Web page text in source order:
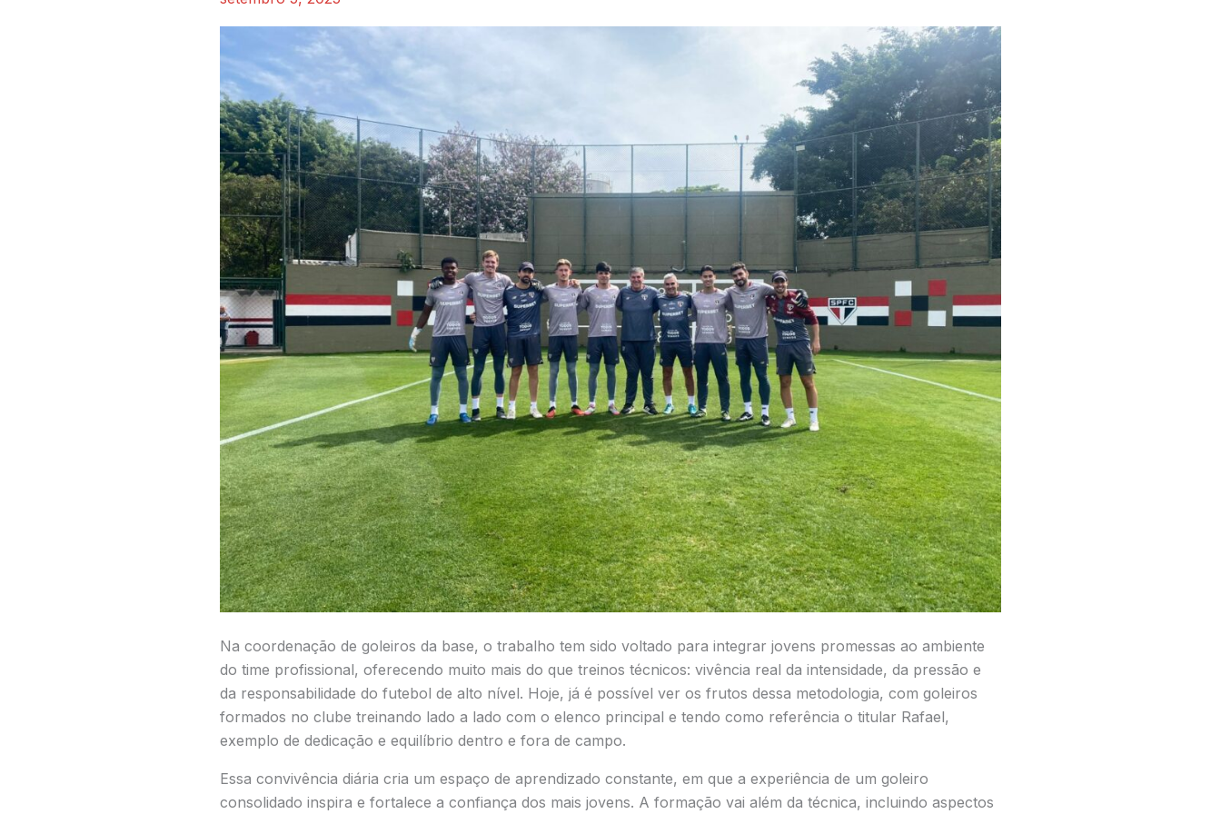
Na coordenação de goleiros da base, o trabalho tem sido voltado para integrar jovens promessas ao ambiente
do time profissional, oferecendo muito mais do que treinos técnicos: vivência real da intensidade, da pressão e
da responsabilidade do futebol de alto nível. Hoje, já é possível ver os frutos dessa metodologia, com goleiros
formados no clube treinando lado a lado com o elenco principal e tendo como referência o titular Rafael,
exemplo de dedicação e equilíbrio dentro e fora de campo.
Essa convivência diária cria um espaço de aprendizado constante, em que a experiência de um goleiro
consolidado inspira e fortalece a confiança dos mais jovens. A formação vai além da técnica, incluindo aspectos
da
Base
ao
Profissional